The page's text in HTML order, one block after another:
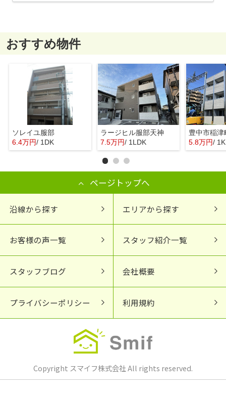
おすすめ物件
ソレイユ服部
6.4万円/ 1DK
ラージヒル服部天神
7.5万円/ 1LDK 5.8万円/ 1K
ページトップへ
沿線から探す エリアから探す
お客様の声一覧 スタッフ紹介一覧
スタッフブログ 会社概要
プライバシーポリシー 利用規約
Copyright スマイフ株式会社 All rights reserved.